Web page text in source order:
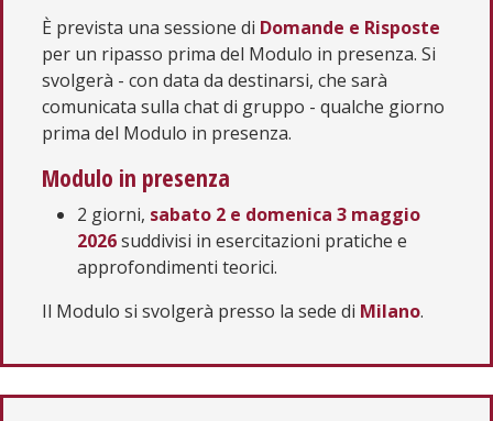
È prevista una sessione di Domande e Risposte
per un ripasso prima del Modulo in presenza. Si
svolgerà - con data da destinarsi, che sarà
comunicata sulla chat di gruppo - qualche giorno
prima del Modulo in presenza.
Modulo in presenza
2 giorni, sabato 2 e domenica 3 maggio
2026suddivisi in esercitazioni pratiche e
approfondimenti teorici.
Il Modulo si svolgerà presso la sede di Milano.